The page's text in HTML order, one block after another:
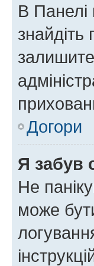
В Панелі
знайдіть
Догори
Я забув
Не
може